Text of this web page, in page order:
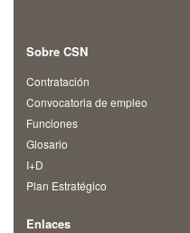
Sobre CSN
Contratación
Convocatoria de empleo
Funciones
Glosario
I+D
Plan Estratégico
Enlaces